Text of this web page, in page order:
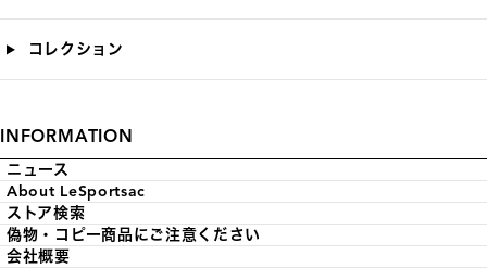
コレクション
INFORMATION
ニュース
About LeSportsac
ストア検索
偽物・コピー商品にご注意ください
会社概要